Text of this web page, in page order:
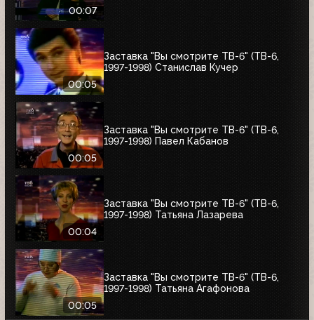
00:07
00:05
Заставка "Вы смотрите ТВ-6" (ТВ-6,
1997-1998) Станислав Кучер
00:05
Заставка "Вы смотрите ТВ-6" (ТВ-6,
1997-1998) Павел Кабанов
00:04
Заставка "Вы смотрите ТВ-6" (ТВ-6,
1997-1998) Татьяна Лазарева
00:05
Заставка "Вы смотрите ТВ-6" (ТВ-6,
1997-1998) Татьяна Агафонова